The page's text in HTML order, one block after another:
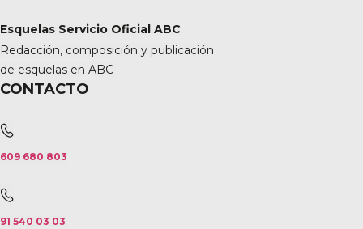
Esquelas Servicio Oficial ABC
Redacción, composición y publicación
de esquelas en ABC
CONTACTO
609 680 803
91 540 03 03